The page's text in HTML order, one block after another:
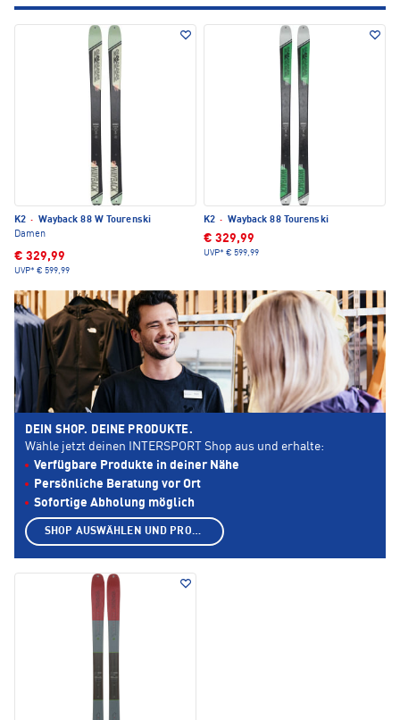
K2 · Wayback 88 W Tourenski
Damen
€ 329,99
UVP* € 599,99
K2 · Wayback 88 Tourenski
€ 329,99
UVP* € 599,99
DEIN SHOP. DEINE PRODUKTE.
Wähle jetzt deinen INTERSPORT Shop aus und erhalte:
Verfügbare Produkte in deiner Nähe
Persönliche Beratung vor Ort
Sofortige Abholung möglich
SHOP AUSWÄHLEN UND PRODUKTE ANZEIGEN